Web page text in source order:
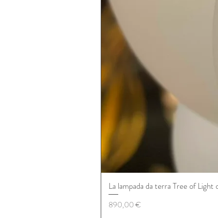
La lampada da terra Tree of Light
Prezzo
890,00 €